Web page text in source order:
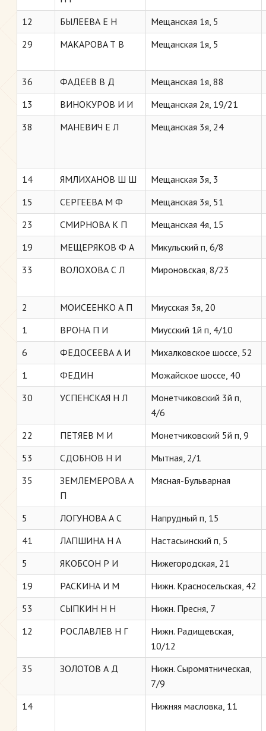
12
БЫЛЕЕВА Е Н
Мещанская 1я, 5
29
МАКАРОВA Т В Мещанская 1я, 5
36 ФАДЕЕВ В Д
Мещанская 1я, 88
13
ВИНОКУРОВ И И
Мещанская 2я, 19/21
38
МАНЕВИЧ Е Л Мещанская 3я, 24
14 ЯМЛИХАНОВ Ш Ш
Мещанская 3я, 3
15
СЕРГЕЕВА М Ф
Мещанская 3я, 51
23
СМИРНОВА К П
Мещанская 4я, 15
19
МЕЩЕРЯКОВ Ф А
Микульский п, 6/8
33
ВОЛОХОВА С Л Мироновская, 8/23
2 МОИСЕЕНКО А П
Миусская 3я, 20
1
ВРОНА П И
Миусский 1й п, 4/10
6
ФЕДОСЕЕВА А И
Михалковское шоссе, 52
1
ФЕДИН
Можайское шоссе, 40
30
УСПЕНСКАЯ Н Л
Монетчиковский 3й п,
4/6
22
ПЕТЯЕВ М И
Монетчиковский 5й п, 9
53
СДОБНОВ Н И
Мытная, 2/1
35
ЗЕМЛЕМЕРОВА А
П
Мясная-Бульварная
5 ЛОГУНОВА А С
Напрудный п, 15
41
ЛАПШИНА Н А
Настасьинский п, 5
5
ЯКОБСОН Р И
Нижегородская, 21
19
РАСКИНА И М
Нижн. Красносельская, 42
53
СЫПКИН Н Н
Нижн. Пресня, 7
12
РОСЛАВЛЕВ Н Г
Нижн. Радищевская,
10/12
35
ЗОЛОТОВ А Д
Нижн. Сыромятническая,
7/9
14
Нижняя масловка, 11